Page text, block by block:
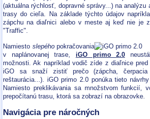
(aktuálna rýchlosť, dopravné správy...) na analýzu
trasy do cieľa. Na základe týchto údajov
zápchu na diaľnici alebo v meste aj keď nie je
"Traffic".
Namiesto slepéhopokračovania
v naplánovanej trase, iGO primo 2.0
možnosti. Ak napríklad vodič zíde z diaľnice pred
iGO sa snaží zistiť prečo (zápcha, čerpacia
reštaurácia...). iGO primo 2.0 ponúka tieto
Namiesto preklikávania sa množstvom funkcií,
prepočítanú trasu, ktorá sa zobrazí na obrazovke.
Navigácia pre náročných